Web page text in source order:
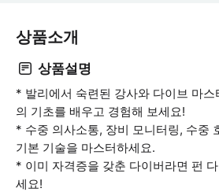
상품소개
상품설명
* 발리에서 숙련된 강사와 다이브 마스
의 기초를 배우고 경험해 보세요!
* 수중 의사소통, 장비 모니터링, 수중
기본 기술을 마스터하세요.
* 이미 자격증을 갖춘 다이버라면 펀
세요!